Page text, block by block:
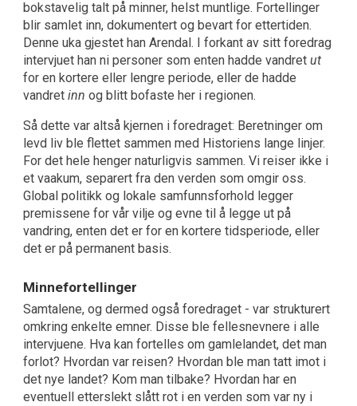
bokstavelig talt på minner, helst muntlige. Fortellinger
blir samlet inn, dokumentert og bevart for ettertiden.
Denne uka gjestet han Arendal. I forkant av sitt foredrag
intervjuet han ni personer som enten hadde vandretut
for en kortere eller lengre periode, eller de hadde
vandretinn og blitt bofaste her i regionen.
Så dette var altså kjernen i foredraget: Beretninger om
levd liv ble flettet sammen med Historiens lange linjer.
For det hele henger naturligvis sammen. Vi reiser ikke i
et vaakum, separert fra den verden som omgir oss.
Global politikk og lokale samfunnsforhold legger
premissene for vår vilje og evne til å legge ut på
vandring, enten det er for en kortere tidsperiode, eller
det er på permanent basis.
Minnefortellinger
Samtalene, og dermed også foredraget - var strukturert
omkring enkelte emner. Disse ble fellesnevnere i alle
intervjuene. Hva kan fortelles om gamlelandet, det man
forlot? Hvordan var reisen? Hvordan ble man tatt imot i
det nye landet? Kom man tilbake? Hvordan har en
eventuell etterslekt slått rot i en verden som var ny i